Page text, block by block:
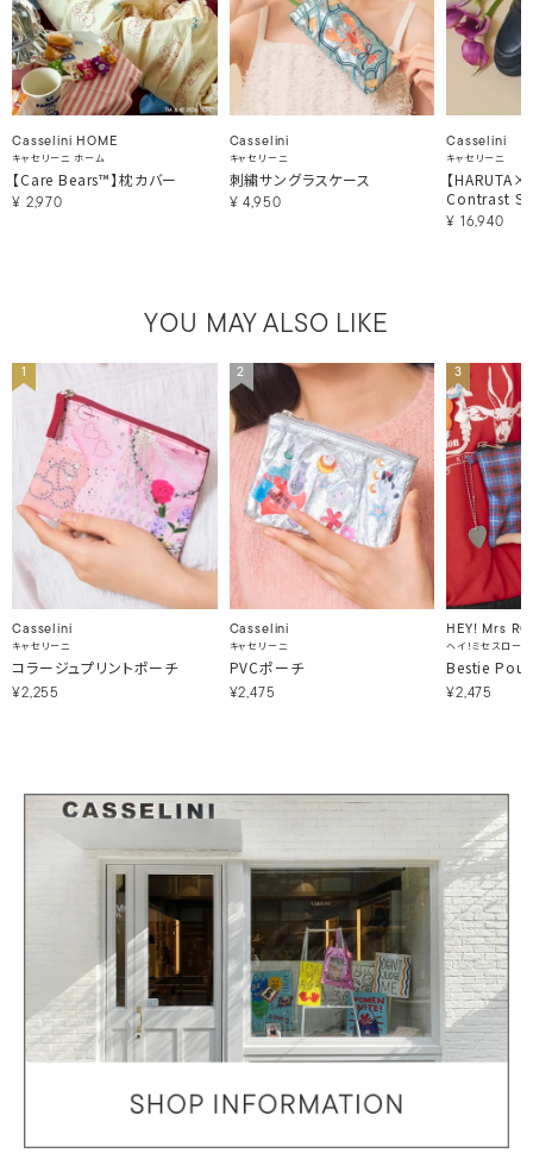
Casselini HOME
キャセリーニ ホーム
【Care Bears™】枕カバー
¥ 2,970
Casselini
キャセリーニ
刺繍サングラスケース
¥ 4,950
Casselini
キャセリーニ
【
Contrast
¥ 16,940
YOU MAY ALSO LIKE
1
Casselini
キャセリーニ
コラージュプリントポーチ
¥2,255
2
Casselini
キャセリーニ
PVCポーチ
¥2,475
3
HEY! Mrs
ヘイ！ミセスローズ
Bestie
¥2,475